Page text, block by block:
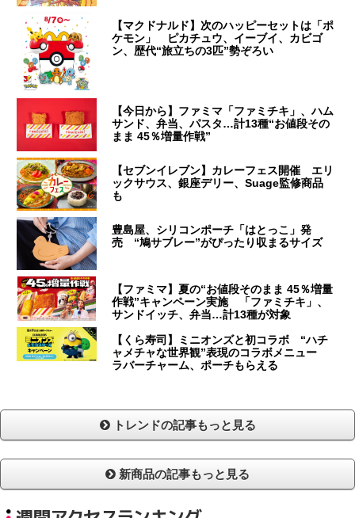
【マクドナルド】次のハッピーセットは「ポ
ケモン」 ピカチュウ、イーブイ、カビゴ
ン、歴代“旅立ちの3匹”勢ぞろい
【今日から】ファミマ「ファミチキ」、ハム
サンド、弁当、パスタ…計13種“お値段その
まま 45％増量作戦”
【セブンイレブン】カレーフェス開催 エリ
ックサウス、銀座デリー、Suage監修商品
も
豊島屋、シリコンポーチ「はとっこ」発
売 “鳩サブレー”がぴったり収まるサイズ
【ファミマ】夏の“お値段そのまま 45％増量
作戦”キャンペーン実施 「ファミチキ」、
サンドイッチ、弁当…計13種が対象
【くら寿司】ミニオンズと初コラボ “ハチ
ャメチャな世界観”表現のコラボメニュー
ラバーチャーム、ポーチもらえる
トレンドの記事もっと見る
新商品の記事もっと見る